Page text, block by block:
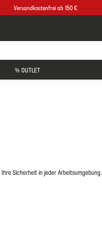
Versandkostenfrei ab 150 €
% OUTLET
Sicherheit in jeder Arbeitsumgebung.